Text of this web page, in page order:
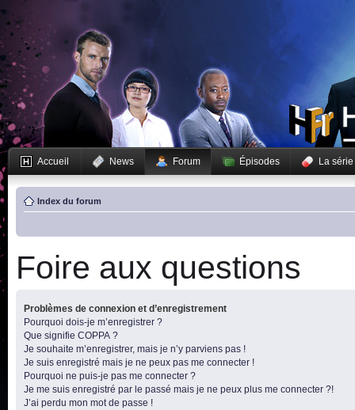
Accueil News Forum Épisodes La série
Index du forum
Foire aux questions
Problèmes de connexion et d’enregistrement
Pourquoi dois-je m’enregistrer ?
Que signifie COPPA ?
Je souhaite m’enregistrer, mais je n’y parviens pas !
Je suis enregistré mais je ne peux pas me connecter !
Pourquoi ne puis-je pas me connecter ?
Je me suis enregistré par le passé mais je ne peux plus me connecter ?!
J’ai perdu mon mot de passe !